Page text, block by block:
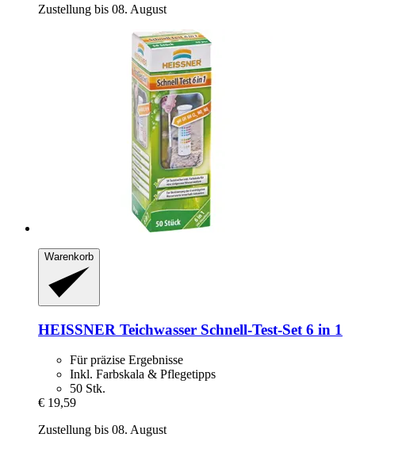
Zustellung bis 08. August
Warenkorb
HEISSNER Teichwasser Schnell-​Test-​Set 6 in 1
Für präzise Ergebnisse
Inkl. Farbskala & Pflegetipps
50 Stk.
€ 19,59
Zustellung bis 08. August